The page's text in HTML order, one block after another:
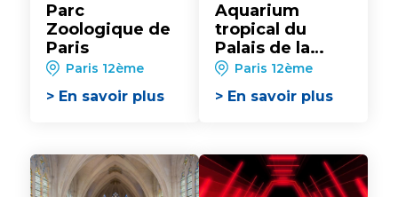
Parc
Zoologique de
Paris
Paris 12ème
> En savoir plus
Aquarium
tropical du
Palais de la
Porte Dorée
Paris 12ème
> En savoir plus